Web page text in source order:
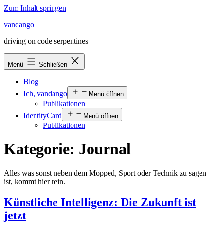
Zum Inhalt springen
vandango
driving on code serpentines
Menü Schließen
Blog
Ich, vandango
Menü öffnen
Publikationen
IdentityCard
Menü öffnen
Publikationen
Kategorie: Journal
Alles was sonst neben dem Mopped, Sport oder Technik zu sagen
ist, kommt hier rein.
Künstliche Intelligenz: Die Zukunft ist
jetzt